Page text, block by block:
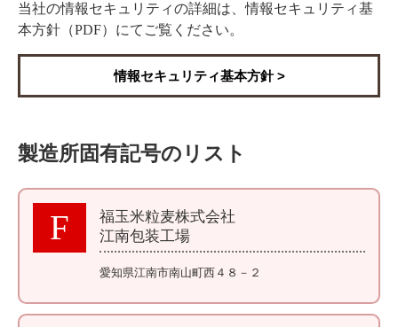
当社の情報セキュリティの詳細は、情報セキュリティ基
本方針（PDF）にてご覧ください。
情報セキュリティ基本方針 >
製造所固有記号のリスト
F
福玉米粒麦株式会社
江南包装工場
愛知県江南市南山町西４８－２